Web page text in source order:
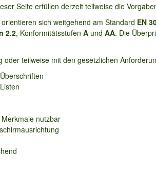
Seite erfüllen derzeit teilweise die
sich weitgehend am Standard EN
2.2, Konformitätsstufen Aund AA. Die
teilweise mit den gesetzlichen
nutzbar